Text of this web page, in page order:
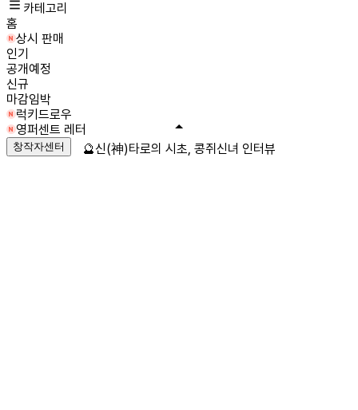
카테고리
홈
상시 판매
인기
공개예정
신규
마감임박
럭키드로우
영퍼센트 레터
창작자센터 🔮신(神)타로의 시초, 콩쥐신녀 인터뷰